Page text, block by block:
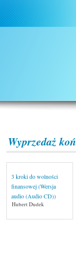
Wyprzedaż
3 kroki do wolności
finansowej (Wersja
audio (Audio CD))
Hubert Dudek